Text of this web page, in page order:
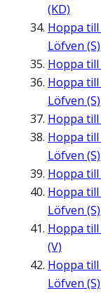
(KD)
Hoppa till
Löfven (S)
Hoppa till
Hoppa till
Löfven (S)
Hoppa till
Hoppa till
Löfven (S)
Hoppa till
Hoppa till
Löfven (S)
Hoppa till
(V)
Hoppa till
Löfven (S)